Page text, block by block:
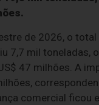
de 2026, o total
7,7 mil toneladas,
47 milhões. A
comercial ficou